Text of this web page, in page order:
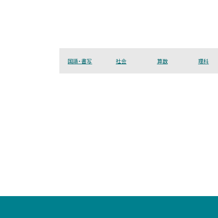
国語・書写 社会 算数 理科